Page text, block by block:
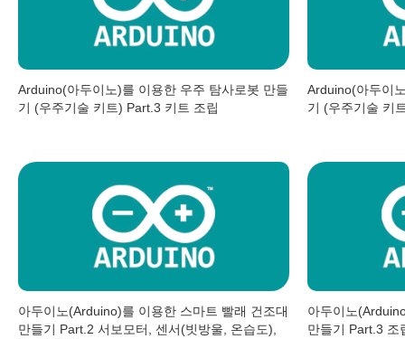
Arduino(아두이노)를 이용한 우주 탐사로봇 만들
기 (우주기술 키트) Part.3 키트 조립
Arduino(아두이
기 (우주기술 키
아두이노(Arduino)를 이용한 스마트 빨래 건조대
만들기 Part.2 서보모터, 센서(빗방울, 온습도),
아두이노
만들기 Part.3 조